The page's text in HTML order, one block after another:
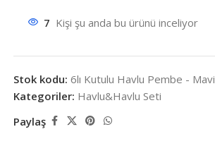
7 Kişi şu anda bu ürünü inceliyor
Stok kodu: 6lı Kutulu Havlu Pembe - Mavi
Kategoriler: Havlu&Havlu Seti
Paylaş